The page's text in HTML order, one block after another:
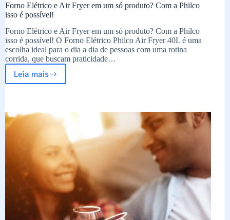
Forno Elétrico e Air Fryer em um só produto? Com a Philco
isso é possível!
Forno Elétrico e Air Fryer em um só produto? Com a Philco
isso é possível! O Forno Elétrico Philco Air Fryer 40L é uma
escolha ideal para o dia a dia de pessoas com uma rotina
corrida, que buscam praticidade…
Leia mais
Forno
Fryer
produto?
Com
a
Philco
isso
é
possível!